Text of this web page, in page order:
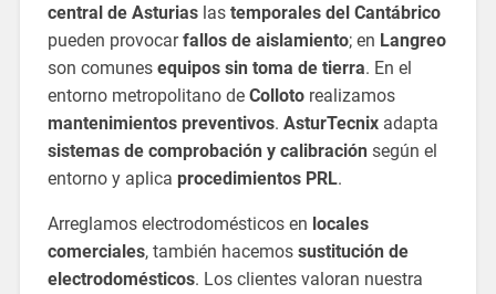
central de Asturiaslas temporales del Cantábrico
pueden provocarfallos de aislamiento; en Langreo
son comunes equipos sin toma de tierra. En el
entorno metropolitano de Collotorealizamos
mantenimientos preventivos. AsturTecnixadapta
sistemas de comprobación y calibraciónsegún el
entorno y aplica procedimientos PRL.
Arreglamos electrodomésticos en locales
comerciales, también hacemos sustitución de
electrodomésticos. Los clientes valoran nuestra